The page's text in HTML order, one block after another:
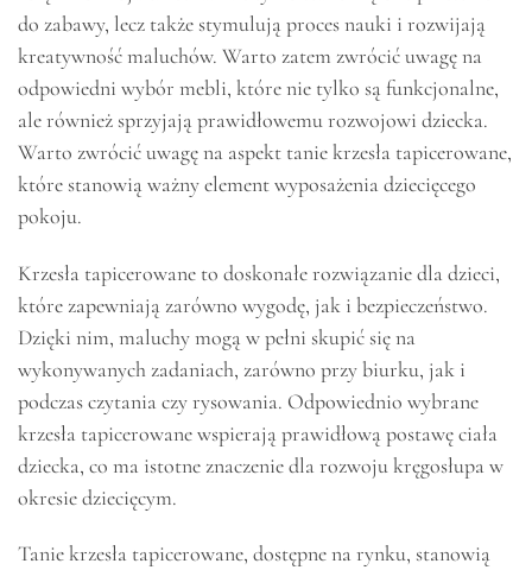
do zabawy, lecz także stymulują proces nauki i rozwijają
kreatywność maluchów. Warto zatem zwrócić uwagę na
odpowiedni wybór mebli, które nie tylko są funkcjonalne,
ale również sprzyjają prawidłowemu rozwojowi dziecka.
Warto zwrócić uwagę na aspekt tanie krzesła tapicerowane,
które stanowią ważny element wyposażenia dziecięcego
pokoju.
Krzesła tapicerowane to doskonałe rozwiązanie dla dzieci,
które zapewniają zarówno wygodę, jak i bezpieczeństwo.
Dzięki nim, maluchy mogą w pełni skupić się na
wykonywanych zadaniach, zarówno przy biurku, jak i
podczas czytania czy rysowania. Odpowiednio wybrane
krzesła tapicerowane wspierają prawidłową postawę ciała
dziecka, co ma istotne znaczenie dla rozwoju kręgosłupa w
okresie dziecięcym.
Tanie krzesła tapicerowane, dostępne na rynku, stanowią